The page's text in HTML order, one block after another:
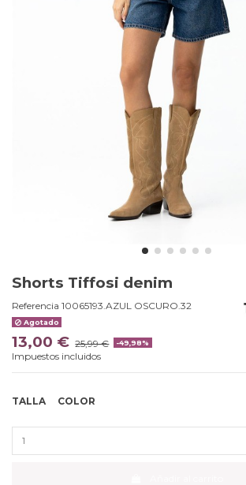
Shorts Tiffosi denim
Referencia 10065193.AZUL OSCURO.32
Agotado
13,00 € 25,99 € -49,98%
Impuestos incluidos
TALLA COLOR